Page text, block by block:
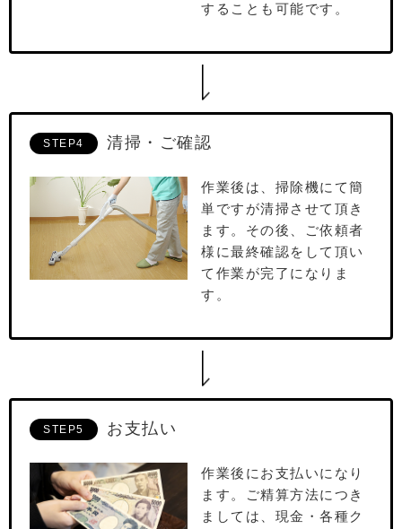
することも可能です。
STEP4 清掃・ご確認
作業後は、掃除機にて簡
単ですが清掃させて頂き
ます。その後、ご依頼者
様に最終確認をして頂い
て作業が完了になりま
す。
STEP5 お支払い
作業後にお⽀払いになり
ます。ご精算⽅法につき
ましては、現⾦・各種ク